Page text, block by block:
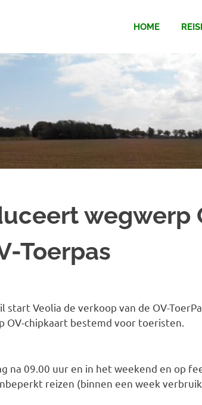
HOME
wegwerp
Toerpas
start Veolia de verkoop van de OV-
OV-chipkaart bestemd voor toeristen.
na 09.00 uur en in het weekend en op
reizen (binnen een week